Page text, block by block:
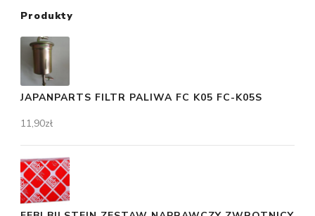
Produkty
JAPANPARTS FILTR PALIWA FC K05 FC-K05S
11,90zł